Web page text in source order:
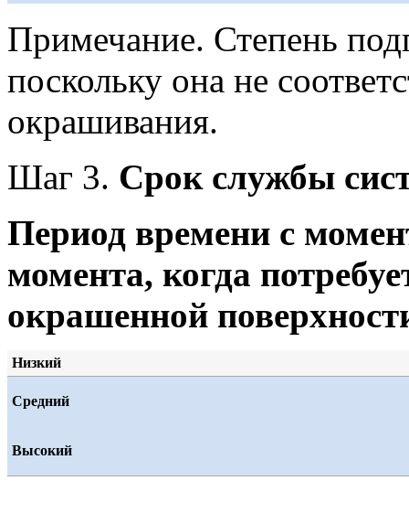
Примечание. Степень
поскольку она не
окрашивания.
Шаг 3. Срок службы
Период времени с
момента, когда
окрашенной
Низкий
Средний
Высокий